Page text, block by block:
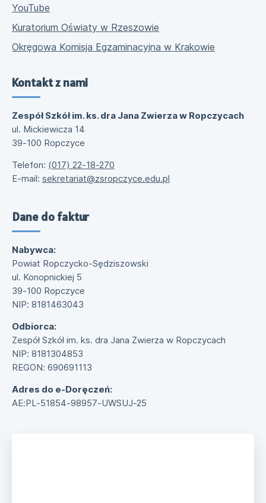
YouTube
Kuratorium Oświaty w Rzeszowie
Okręgowa Komisja Egzaminacyjna w Krakowie
Kontakt z nami
Zespół Szkół im. ks. dra Jana Zwierza w Ropczycach
ul. Mickiewicza 14
39-100 Ropczyce
Telefon: (017) 22-18-270
E-mail: sekretariat@zsropczyce.edu.pl
Dane do faktur
Nabywca:
Powiat Ropczycko-Sędziszowski
ul. Konopnickiej 5
39-100 Ropczyce
NIP: 8181463043
Odbiorca:
Zespół Szkół im. ks. dra Jana Zwierza w Ropczycach
NIP: 8181304853
REGON: 690691113
Adres do e-Doręczeń:
AE:PL-51854-98957-UWSUJ-25